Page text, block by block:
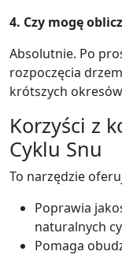
4. Czy mogę
Absolutnie. Po
rozpoczęcia
krótszych
Korzyści z
Cyklu Snu
To narzędzie
Poprawia
naturalnych
Pomaga